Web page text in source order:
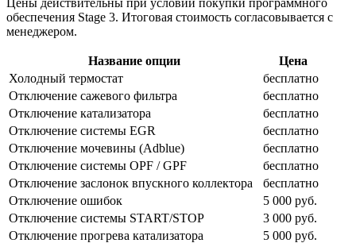
обеспечения Stage 3. Итоговая стоимость согласовывается с
менеджером.
Название опции
Цена
Холодный термостат
бесплатно
Отключение сажевого фильтра
бесплатно
Отключение катализатора
бесплатно
Отключение системы EGR
бесплатно
Отключение мочевины (Adblue)
бесплатно
Отключение системы OPF / GPF
бесплатно
Отключение заслонок впускного коллектора
бесплатно
Отключение ошибок
5 000 руб.
Отключение системы START/STOP
3 000 руб.
Отключение прогрева катализатора
5 000 руб.